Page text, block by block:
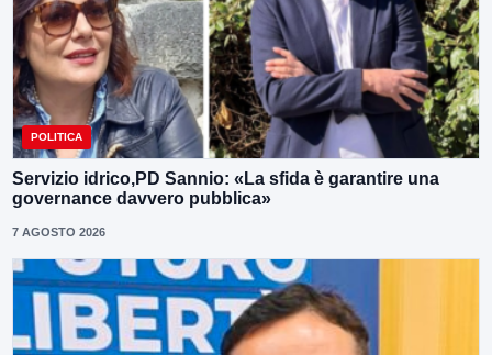
POLITICA
Servizio idrico,PD Sannio: «La sfida è garantire una
governance davvero pubblica»
7 AGOSTO 2026